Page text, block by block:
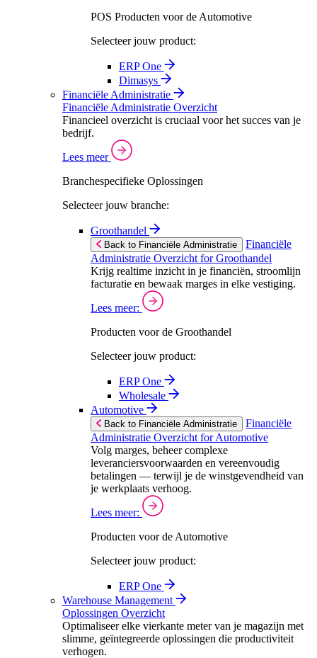
POS Producten voor de Automotive
Selecteer jouw product:
ERP One
Dimasys
Financiële Administratie
Financiële Administratie Overzicht
Financieel overzicht is cruciaal voor het succes van je
bedrijf.
Lees meer
Branchespecifieke Oplossingen
Selecteer jouw branche:
Groothandel
Back to Financiële Administratie
Financiële
Administratie Overzicht for Groothandel
Krijg realtime inzicht in je financiën, stroomlijn
facturatie en bewaak marges in elke vestiging.
Lees meer:
Producten voor de Groothandel
Selecteer jouw product:
ERP One
Wholesale
Automotive
Back to Financiële Administratie
Financiële
Administratie Overzicht for Automotive
Volg marges, beheer complexe
leveranciersvoorwaarden en vereenvoudig
betalingen — terwijl je de winstgevendheid van
je werkplaats verhoog.
Lees meer:
Producten voor de Automotive
Selecteer jouw product:
ERP One
Warehouse Management
Oplossingen Overzicht
Optimaliseer elke vierkante meter van je magazijn met
slimme, geïntegreerde oplossingen die productiviteit
verhogen.